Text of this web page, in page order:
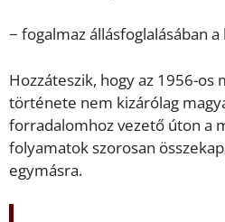
− fogalmaz állásfoglalásában
Hozzáteszik, hogy az 1956-os
története nem kizárólag
forradalomhoz vezető úton a
folyamatok szorosan
egymásra.